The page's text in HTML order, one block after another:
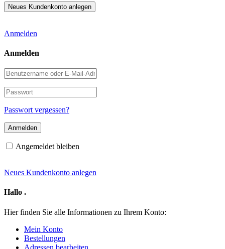
Anmelden
Anmelden
Benutzername
oder
E-
Mail-
Adresse
Passwort
Passwort vergessen?
Angemeldet bleiben
Neues Kundenkonto anlegen
Hallo .
Hier finden Sie alle Informationen zu Ihrem Konto:
Mein Konto
Bestellungen
Adressen bearbeiten